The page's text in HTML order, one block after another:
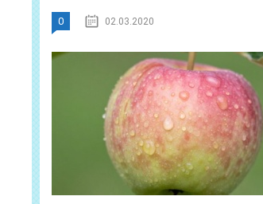
0 02.03.2020